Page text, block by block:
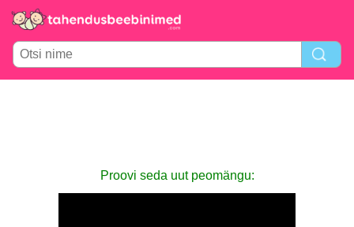
Proovi seda uut peomängu: